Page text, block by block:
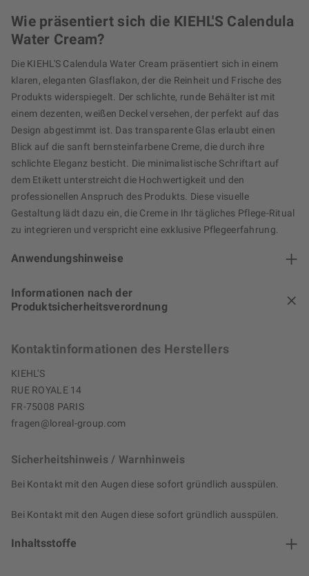
Wie präsentiert sich die KIEHL'S Calendula
Water Cream?
Die KIEHL'S Calendula Water Cream präsentiert sich in einem
klaren, eleganten Glasflakon, der die Reinheit und Frische des
Produkts widerspiegelt. Der schlichte, runde Behälter ist mit
einem dezenten, weißen Deckel versehen, der perfekt auf das
Design abgestimmt ist. Das transparente Glas erlaubt einen
Blick auf die sanft bernsteinfarbene Creme, die durch ihre
schlichte Eleganz besticht. Die minimalistische Schriftart auf
dem Etikett unterstreicht die Hochwertigkeit und den
professionellen Anspruch des Produkts. Diese visuelle
Gestaltung lädt dazu ein, die Creme in Ihr tägliches Pflege-Ritual
zu integrieren und verspricht eine exklusive Pflegeerfahrung.
Anwendungshinweise
Informationen nach der
Produktsicherheitsverordnung
Kontaktinformationen des Herstellers
KIEHL'S
RUE ROYALE 14
FR-75008 PARIS
fragen@loreal-group.com
Sicherheitshinweis / Warnhinweis
Bei Kontakt mit den Augen diese sofort gründlich ausspülen.
Bei Kontakt mit den Augen diese sofort gründlich ausspülen.
Inhaltsstoffe